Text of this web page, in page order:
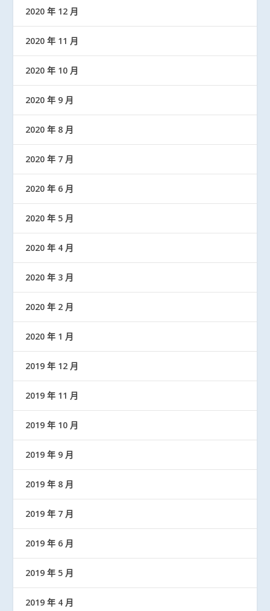
2020 年 12 月
2020 年 11 月
2020 年 10 月
2020 年 9 月
2020 年 8 月
2020 年 7 月
2020 年 6 月
2020 年 5 月
2020 年 4 月
2020 年 3 月
2020 年 2 月
2020 年 1 月
2019 年 12 月
2019 年 11 月
2019 年 10 月
2019 年 9 月
2019 年 8 月
2019 年 7 月
2019 年 6 月
2019 年 5 月
2019 年 4 月